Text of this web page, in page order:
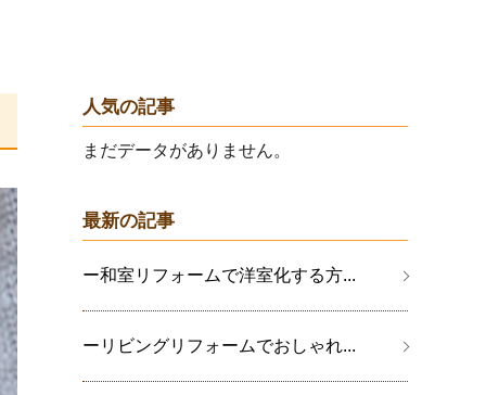
人気の記事
まだデータがありません。
最新の記事
ー和室リフォームで洋室化する方...
ーリビングリフォームでおしゃれ...